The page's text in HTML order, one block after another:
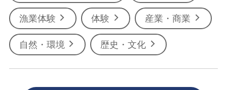
漁業体験 体験 産業・商業
自然・環境 歴史・文化